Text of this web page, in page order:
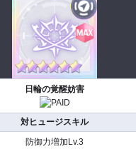
日輪の覚醒妨害
対ヒュージスキル
防御力増加Lv.3